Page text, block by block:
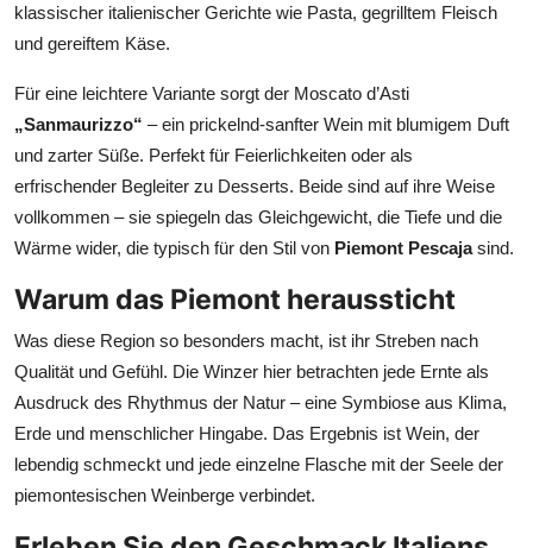
klassischer italienischer Gerichte wie Pasta, gegrilltem Fleisch
und gereiftem Käse.
Für eine leichtere Variante sorgt der Moscato d’Asti
„Sanmaurizzo“ – ein prickelnd-sanfter Wein mit blumigem Duft
und zarter Süße. Perfekt für Feierlichkeiten oder als
erfrischender Begleiter zu Desserts. Beide sind auf ihre Weise
vollkommen – sie spiegeln das Gleichgewicht, die Tiefe und die
Wärme wider, die typisch für den Stil von Piemont Pescajasind.
Warum das Piemont heraussticht
Was diese Region so besonders macht, ist ihr Streben nach
Qualität und Gefühl. Die Winzer hier betrachten jede Ernte als
Ausdruck des Rhythmus der Natur – eine Symbiose aus Klima,
Erde und menschlicher Hingabe. Das Ergebnis ist Wein, der
lebendig schmeckt und jede einzelne Flasche mit der Seele der
piemontesischen Weinberge verbindet.